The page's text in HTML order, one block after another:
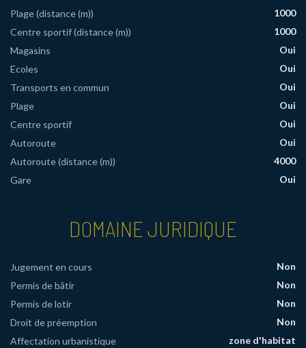
Plage (distance (m))
1000
Centre sportif (distance (m))
1000
Magasins
Oui
Ecoles
Oui
Transports en commun
Oui
Plage
Oui
Centre sportif
Oui
Autoroute
Oui
Autoroute (distance (m))
4000
Gare
Oui
DOMAINE JURIDIQUE
Jugement en cours
Non
Permis de bâtir
Non
Permis de lotir
Non
Droit de préemption
Non
Affectation urbanistique
zone d'habitat